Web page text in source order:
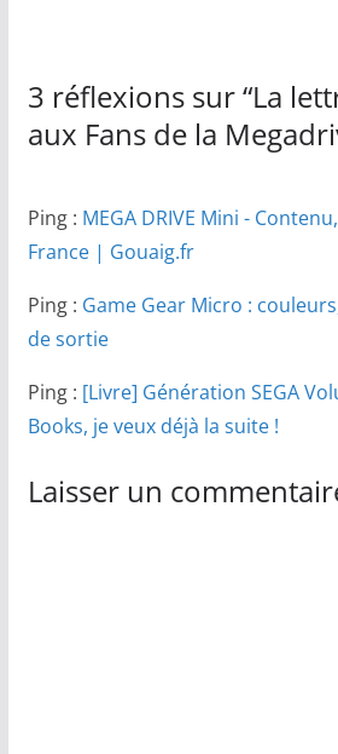
3 réflexions sur “La
aux Fans de la
Ping : MEGA DRIVE Mini -
France | Gouaig.fr
Ping : Game Gear Micro :
de sortie
Ping : [Livre] Génération SEGA
Books, je veux déjà la suite !
Laisser un